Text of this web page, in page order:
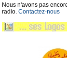
Nous n'avons pas
radio. Contactez-nous